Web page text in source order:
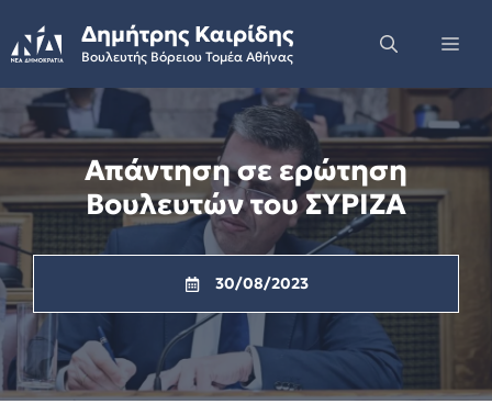
to
content
Δημήτρης Καιρίδης
Βουλευτής Βόρειου Τομέα Αθήνας
Απάντηση σε ερώτηση
Βουλευτών του ΣΥΡΙΖΑ
30/08/2023